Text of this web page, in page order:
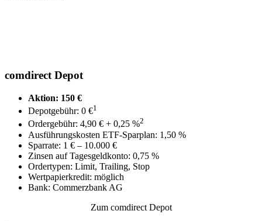
comdirect Depot
Aktion: 150 €
Depotgebühr: 0 €1
Ordergebühr: 4,90 € + 0,25 %2
Ausführungskosten ETF-Sparplan: 1,50 %
Sparrate: 1 € – 10.000 €
Zinsen auf Tagesgeldkonto: 0,75 %
Ordertypen: Limit, Trailing, Stop
Wertpapierkredit: möglich
Bank: Commerzbank AG
Zum comdirect Depot